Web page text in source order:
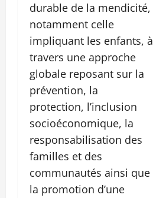
durable de la mendicité,
notamment celle
impliquant les enfants, à
travers une approche
globale reposant sur la
prévention, la
protection, l’inclusion
socioéconomique, la
responsabilisation des
familles et des
communautés ainsi que
la promotion d’une